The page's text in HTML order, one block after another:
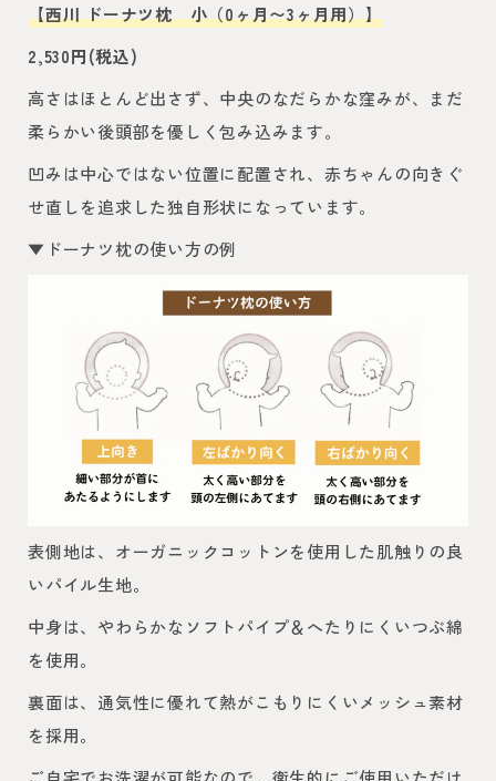
【西川 ドーナツ枕 小（0ヶ月〜3ヶ月用）】
2,530円(税込)
高さはほとんど出さず、中央のなだらかな窪みが、まだ
柔らかい後頭部を優しく包み込みます。
凹みは中心ではない位置に配置され、赤ちゃんの向きぐ
せ直しを追求した独自形状になっています。
▼ドーナツ枕の使い方の例
表側地は、オーガニックコットンを使用した肌触りの良
いパイル生地。
中身は、やわらかなソフトパイプ＆へたりにくいつぶ綿
を使用。
裏面は、通気性に優れて熱がこもりにくいメッシュ素材
を採用。